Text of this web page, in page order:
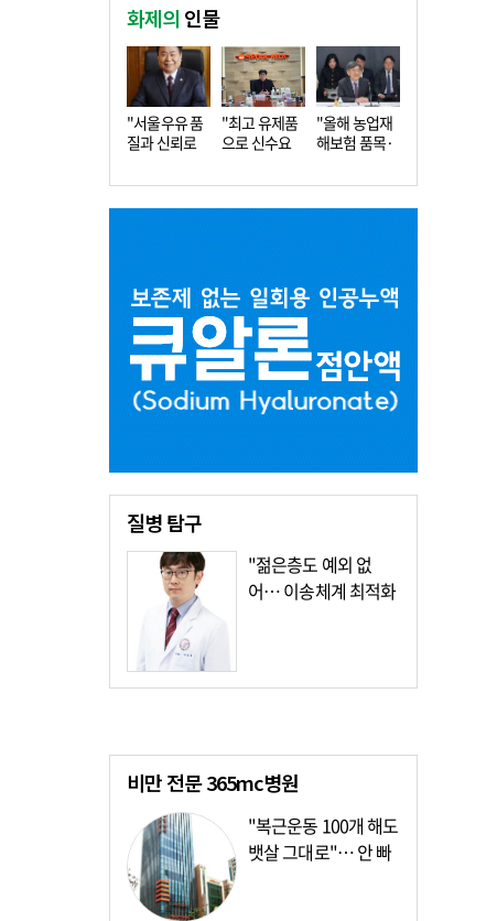
화제의 인물
"서울우유 품
질과 신뢰로
"최고 유제품
으로 신수요
"올해 농업재
해보험 품목·
질병탐구
"젊은층도 예외 없
어… 이송체계 최적화
비만 전문365mc병원
"복근운동 100개 해도
뱃살 그대로"… 안 빠